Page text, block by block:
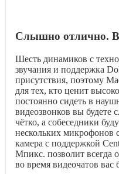
Слышно отлично.
Шесть динамиков с
звучания и поддержка
присутствия, поэтому
для тех, кто ценит
постоянно сидеть в
видеозвонков вы будете
чётко, а собеседники
нескольких
камера с поддержкой
Мпикс. позволит всегда
во время видеочатов